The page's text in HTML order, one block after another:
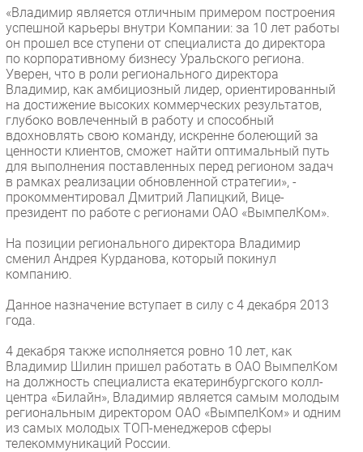
Интервью
Мероприятия
Проекты
IT класс
Тестовый стенд
Каталог компаний
«Владимир является отличным примером построения
успешной карьеры внутри Компании: за 10 лет работы
он прошел все ступени от специалиста до директора
по корпоративному бизнесу Уральского региона.
Уверен, что в роли регионального директора
Владимир, как амбициозный лидер, ориентированный
на достижение высоких коммерческих результатов,
глубоко вовлеченный в работу и способный
вдохновлять свою команду, искренне болеющий за
ценности клиентов, сможет найти оптимальный путь
для выполнения поставленных перед регионом задач
в рамках реализации обновленной стратегии», -
прокомментировал Дмитрий Лапицкий, Вице-
президент по работе с регионами ОАО «ВымпелКом».
На позиции регионального директора Владимир
сменил Андрея Курданова, который покинул
компанию.
Данное назначение вступает в силу с 4 декабря 2013
года.
4 декабря также исполняется ровно 10 лет, как
Владимир Шилин пришел работать в ОАО ВымпелКом
на должность специалиста екатеринбургского колл-
центра «Билайн», Владимир является самым молодым
региональным директором ОАО «ВымпелКом» и одним
из самых молодых ТОП-менеджеров сферы
телекоммуникаций России.